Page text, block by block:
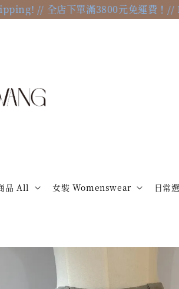
// 全店下單滿3800元免運費！// Free
品 All 女裝 Womenswear 日常